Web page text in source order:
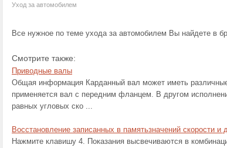
Уход за автомобилем
Все нужное по теме ухода за автомобилем Вы найдете в
Смотрите также:
Приводные валы
Общая информация Карданный вал может иметь
применяется вал с передним фланцем. В другом
равных угловых ско ...
Восстановление записанных в памятьзначений скорости и
Нажмите клавишу 4. Показания высвечиваются в